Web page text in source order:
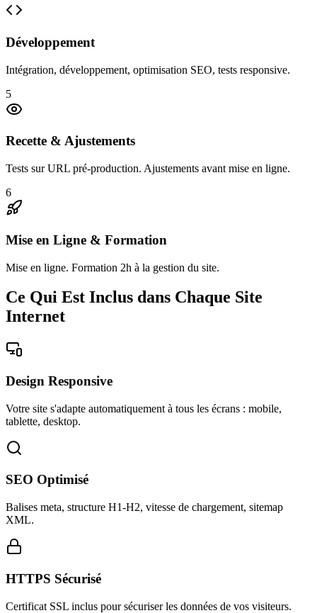
Développement
Intégration, développement, optimisation SEO, tests responsive.
5
Recette & Ajustements
Tests sur URL pré-production. Ajustements avant mise en ligne.
6
Mise en Ligne & Formation
Mise en ligne. Formation 2h à la gestion du site.
Ce Qui Est Inclus dans Chaque Site
Internet
Design Responsive
Votre site s'adapte automatiquement à tous les écrans : mobile,
tablette, desktop.
SEO Optimisé
Balises meta, structure H1-H2, vitesse de chargement, sitemap
XML.
HTTPS Sécurisé
Certificat SSL inclus pour sécuriser les données de vos visiteurs.